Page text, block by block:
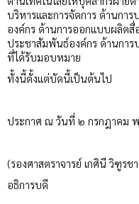
บริหารและการจัดการ ด้านกา
องค์กร ด้านการออกแบบผลิต
ประชาสัมพันธ์องค์กร ด้านกา
ที่ได้รับมอบหมาย
ทั้งนี้ตั้งแต่บัดนี้เป็นต้นไป
ประกาศ ณ วันที่ ๒ กรกฎาคม
(รองศาสตราจารย์ เกศินี วิฑูรช
อธิการบดี